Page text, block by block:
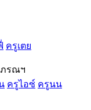
ครูเตย
ภรณฯ
ครูไอซ์ ครูนน